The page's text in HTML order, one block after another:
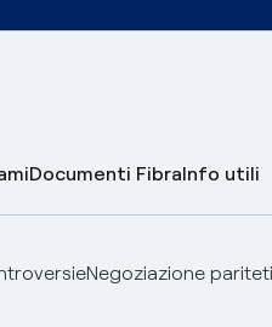
Documenti FibraInfo utili
Negoziazione